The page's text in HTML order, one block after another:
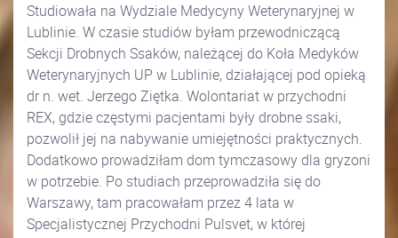
Studiowała na Wydziale Medycyny Weterynaryjnej w
Lublinie. W czasie studiów byłam przewodniczącą
Sekcji Drobnych Ssaków, należącej do Koła Medyków
Weterynaryjnych UP w Lublinie, działającej pod opieką
dr n. wet. Jerzego Ziętka. Wolontariat w przychodni
REX, gdzie częstymi pacjentami były drobne ssaki,
pozwolił jej na nabywanie umiejętności praktycznych.
Dodatkowo prowadziłam dom tymczasowy dla gryzoni
w potrzebie. Po studiach przeprowadziła się do
Warszawy, tam pracowałam przez 4 lata w
Specjalistycznej Przychodni Pulsvet, w której